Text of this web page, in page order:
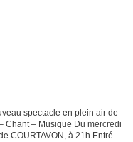
spectacle en plein air de
Chant – Musique Du mercredi
COURTAVON, à 21h Entrée